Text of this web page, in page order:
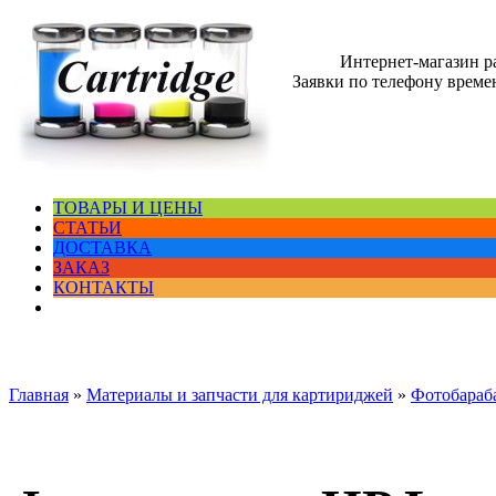
Интернет-магазин
Заявки по телефону
ТОВАРЫ И ЦЕНЫ
СТАТЬИ
ДОСТАВКА
ЗАКАЗ
КОНТАКТЫ
Главная » Материалы и запчасти для картириджей »